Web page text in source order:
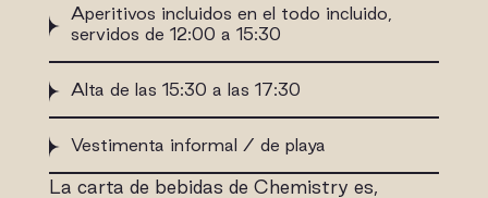
Aperitivos incluidos en el todo incluido,
servidos de 12:00 a 15:30
Alta de las 15:30 a las 17:30
Vestimenta informal / de playa
La carta de bebidas de Chemistry es,